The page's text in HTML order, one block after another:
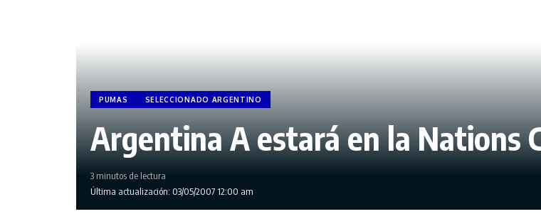
PUMAS SELECCIONADO ARGENTINO
Argentina A estará en la Nations
Última actualización: 03/05/2007 12:00 am
3 minutos de lectura